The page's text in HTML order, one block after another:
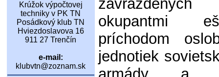
Krúžok výpočtovej
techniky v PK TN
Posádkový klub TN
Hviezdoslavova 16
911 27 Trenčín
e-mail:
klubvtn@zoznam.sk
zavraždených
okupantmi
príchodom
jednotiek